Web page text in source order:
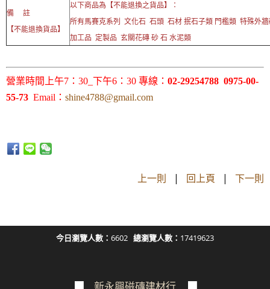
備 註
【不能退換貨品】
以下商品為【不能退換之貨品】：
所有馬賽克系列 文化石 石頭 石材 抿石子類 門檻類 特殊外
加工品 定製品 玄關花磚 砂 石 水泥類
營業時間上午7：30_下午6：30 專線： 02-29254788 0975-00-
55-73 Email： shine4788@gmail.com
上一則 | 回上頁 | 下一則
今日瀏覽人數： 6602 總瀏覽人數： 17419623